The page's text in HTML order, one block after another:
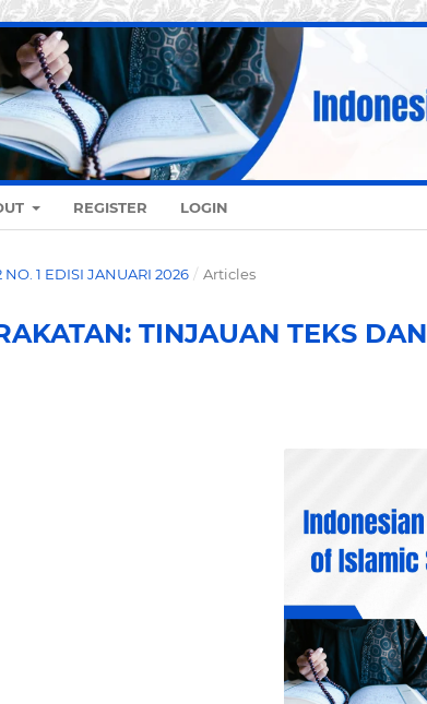
REGISTER LOGIN
NO. 1 EDISI JANUARI 2026 / Articles
TINJAUAN TEKS DAN